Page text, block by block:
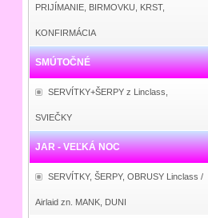
PRIJÍMANIE, BIRMOVKU, KRST,
KONFIRMÁCIA
SMÚTOČNÉ
SERVÍTKY+ŠERPY z Linclass,
SVIEČKY
JAR - VEĽKÁ NOC
SERVÍTKY, ŠERPY, OBRUSY Linclass /
Airlaid zn. MANK, DUNI